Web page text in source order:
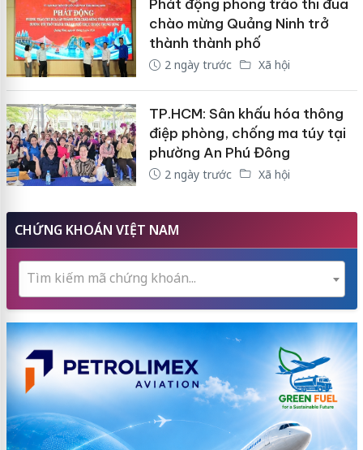
Phát động phong trào thi đua
chào mừng Quảng Ninh trở
thành thành phố
2 ngày trước Xã hội
TP.HCM: Sân khấu hóa thông
điệp phòng, chống ma túy tại
phường An Phú Đông
2 ngày trước Xã hội
CHỨNG KHOÁN VIỆT NAM
Tìm kiếm mã chứng khoán...